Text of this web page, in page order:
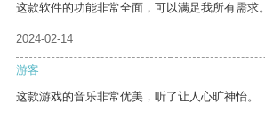
这款软件的功能非常全面，可以满足我所有需求。
2024-02-14
游客
这款游戏的音乐非常优美，听了让人心旷神怡。